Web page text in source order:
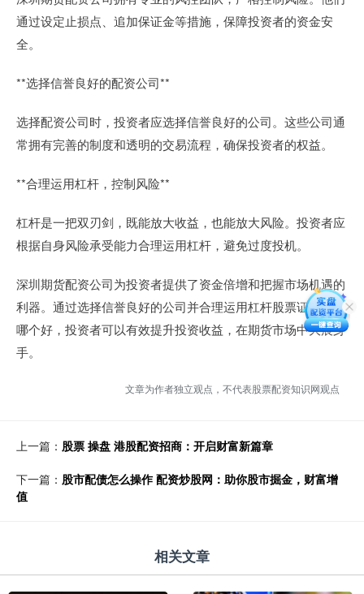
通过设定止损点、追加保证金等措施，保障投资者的资金安
全。
**选择信誉良好的配资公司**
选择配资公司时，投资者应选择信誉良好的公司。这些公司通
常拥有完善的制度和透明的交易流程，确保投资者的权益。
**合理运用杠杆，控制风险**
杠杆是一把双刃剑，既能放大收益，也能放大风险。投资者应
根据自身风险承受能力合理运用杠杆，避免过度投机。
深圳期货配资公司为投资者提供了资金倍增和把握市场机遇的
利器。通过选择信誉良好的公司并合理运用杠杆股票证券公司
哪个好，投资者可以有效提升投资收益，在期货市场中大展身
手。
文章为作者独立观点，不代表股票配资知识网观点
上一篇： 股票 操盘 港股配资招商：开启财富新篇章
下一篇： 股市配债怎么操作 配资炒股网：助你股市掘金，财富增
值
相关文章